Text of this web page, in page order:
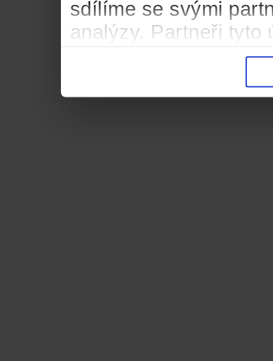
sdílíme se svými
analýzy. Partneři tyto
informacemi, které